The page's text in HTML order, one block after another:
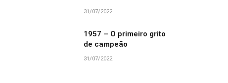
31/07/2022
1957 – O primeiro grito
de campeão
31/07/2022